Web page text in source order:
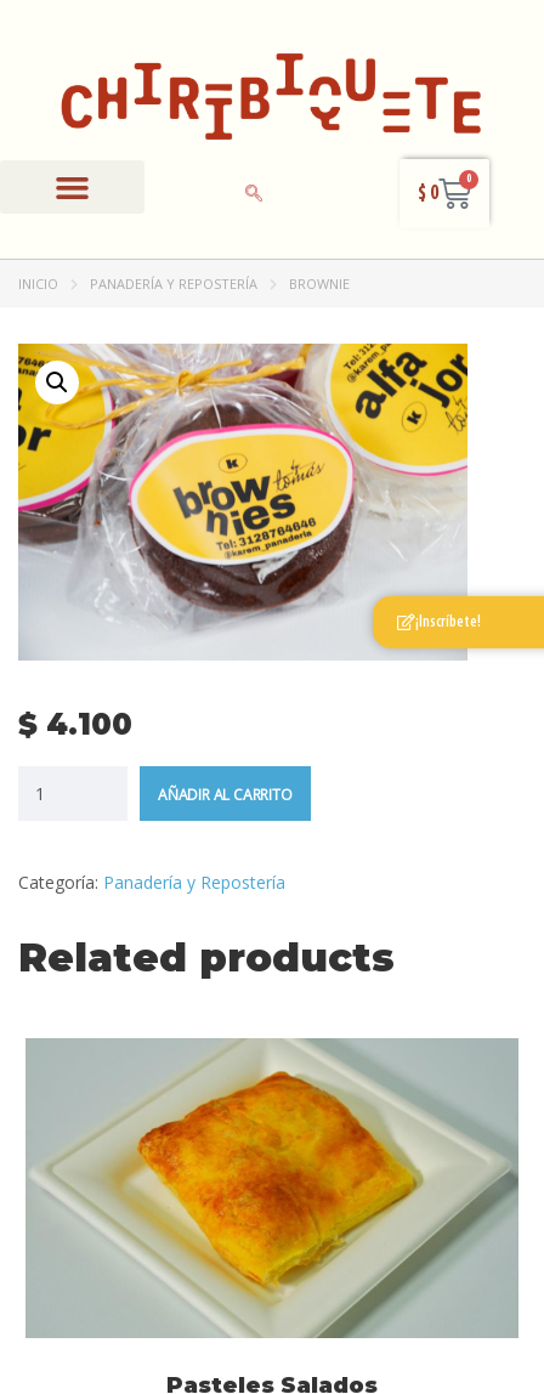
$ 0
0
INICIO PANADERÍA Y REPOSTERÍA BROWNIE
$ 4.100
AÑADIR AL CARRITO
Categoría: Panadería y Repostería
Related products
Pasteles Salados
¡Inscríbete!